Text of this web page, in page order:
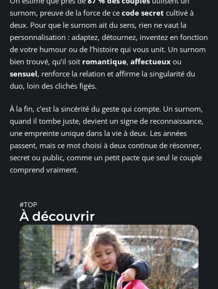
surnom, preuve de la force de ce code secret cultivé à
deux. Pour que le surnom ait du sens, rien ne vaut la
personnalisation : adaptez, détournez, inventez en fonction
de votre humour ou de l’histoire qui vous unit. Un surnom
bien trouvé, qu’il soit romantique, affectueux ou
sensuel, renforce la relation et affirme la singularité du
duo, loin des clichés figés.
À la fin, c’est la sincérité du geste qui compte. Un surnom,
quand il tombe juste, devient un signe de reconnaissance,
une empreinte unique dans la vie à deux. Les années
passent, mais ce mot choisi à deux continue de résonner,
secret ou public, comme un petit pacte que seul le couple
comprend vraiment.
#TOP
À découvrir